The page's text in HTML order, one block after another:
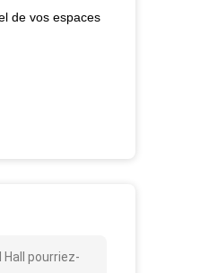
de vos espaces
pourriez-